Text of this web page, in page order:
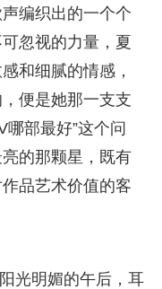
编织出的一个个
忽视的力量，夏
和细腻的情感，
便是她那一支支
哪部最好”这个问
的那颗星，既有
品艺术价值的客
光明媚的午后，耳